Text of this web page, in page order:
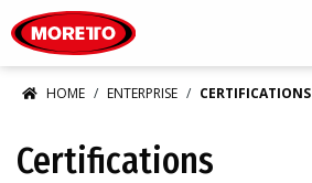
HOME ENTERPRISE CERTIFICATIONS
Certifications